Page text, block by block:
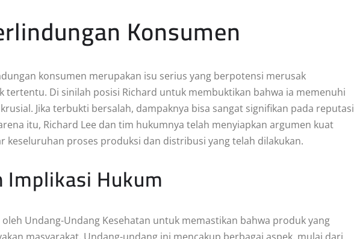
Konsumen
konsumen merupakan isu serius yang berpotensi merusak
tertentu. Di sinilah posisi Richard untuk membuktikan bahwa ia memenuhi
Jika terbukti bersalah, dampaknya bisa sangat signifikan pada reputasi
itu, Richard Lee dan tim hukumnya telah menyiapkan argumen kuat
keseluruhan proses produksi dan distribusi yang telah dilakukan.
Implikasi Hukum
Undang-Undang Kesehatan untuk memastikan bahwa produk yang